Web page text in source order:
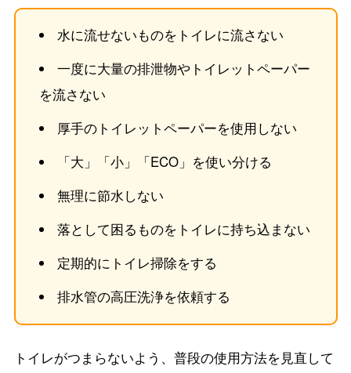
水に流せないものをトイレに流さない
一度に大量の排泄物やトイレットペーパー
を流さない
厚手のトイレットペーパーを使用しない
「大」「小」「ECO」を使い分ける
無理に節水しない
落として困るものをトイレに持ち込まない
定期的にトイレ掃除をする
排水管の高圧洗浄を依頼する
トイレがつまらないよう、普段の使用方法を見直して